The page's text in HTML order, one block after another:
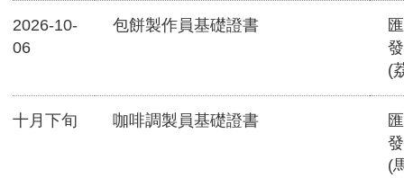
2026-10-
06
包餅製作員基礎證書
(
十月下旬 咖啡調製員基礎證書
(